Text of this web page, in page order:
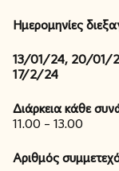
Ημερομηνίες
13/01/24, 20/01/
17/2/24
Διάρκεια κάθε
11.00 – 13.00
Αριθμός